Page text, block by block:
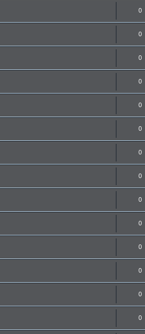
0
0
0
0
0
0
0
0
0
0
0
0
0
0